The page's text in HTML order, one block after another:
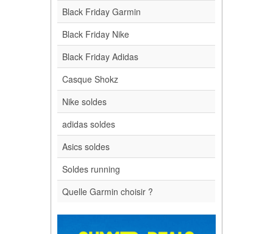
Black Friday Garmin
Black Friday Nike
Black Friday Adidas
Casque Shokz
Nike soldes
adidas soldes
Asics soldes
Soldes running
Quelle Garmin choisir ?